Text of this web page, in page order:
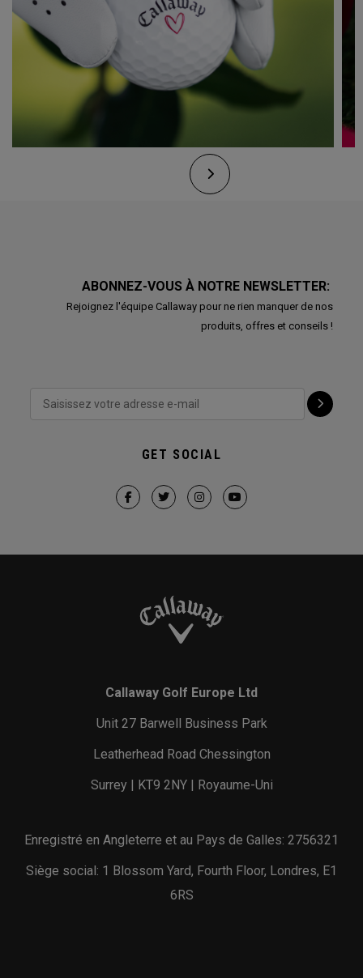
ABONNEZ-VOUS À NOTRE NEWSLETTER:
Rejoignez l'équipe Callaway pour ne rien manquer de nos
produits, offres et conseils !
GET SOCIAL
Callaway Golf Europe Ltd
Unit 27 Barwell Business Park
Leatherhead Road Chessington
Surrey | KT9 2NY | Royaume-Uni
Enregistré en Angleterre et au Pays de Galles: 2756321
Siège social: 1 Blossom Yard, Fourth Floor, Londres, E1
6RS